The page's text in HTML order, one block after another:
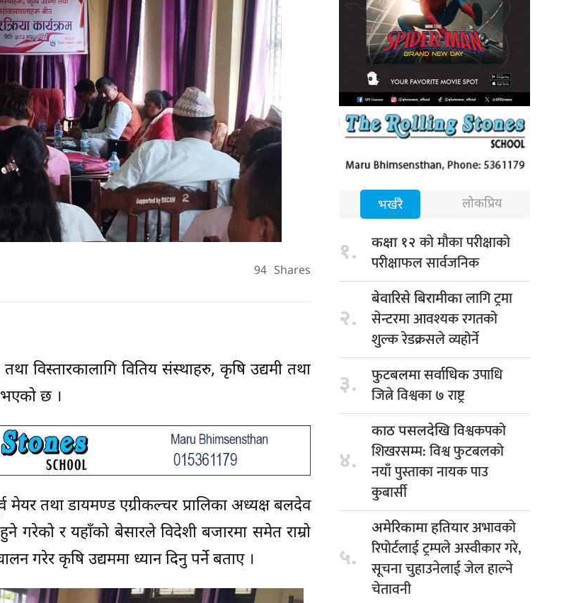
94 Shares
विस्तारकालागि वितिय संस्थाहरु, कृषि उद्यमी तथा
भएको छ ।
मेयर तथा डायमण्ड एग्रीकल्चर प्रालिका अध्यक्ष बलदेव
गरेको र यहाँको बेसारले विदेशी बजारमा समेत राम्रो
गरेर कृषि उद्यममा ध्यान दिनु पर्ने बताए ।
भर्खरै लोकप्रिय
१. कक्षा १२को मौका परीक्षाको
परीक्षाफल सार्वजनिक
२.
बेवारिसे बिरामीकालागि ट्रमा
सेन्टरमा आवश्यक रगतको
शुल्क रेडक्रसले व्यहोर्ने
३. फुटबलमा सर्वाधिकउपाधि
जित्ने विश्वका ७ राष्ट्र
४.
काठ पसलदेखिविश्वकपको
शिखरसम्म: विश्व फुटबलको
नयाँ पुस्ताका नायक पाउ
कुबार्सी
५.
अमेरिकामा हतियारअभावको
रिपोर्टलाई ट्रम्पले अस्वीकार गरे,
सूचना चुहाउनेलाई जेल हाल्ने
चेतावनी